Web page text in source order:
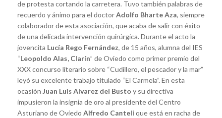
de protesta cortando la carretera. Tuvo también palabras de
recuerdo y ánimo para el doctorAdolfo Bharte Aza, siempre
colaborador de esta asociación, que acaba de salir con éxito
de una delicada intervención quirúrgica. Durante el acto la
jovencita Lucía Rego Fernández, de 15 años, alumna del IES
“Leopoldo Alas, Clarín” de Oviedo como primer premio del
XXX concurso literario sobre “Cudillero, el pescador y la mar”
leyó su excelente trabajo titulado “El Carmela”. En esta
ocasión Juan Luis Alvarez del Busto y su directiva
impusieron la insignia de oro al presidente del Centro
Asturiano de Oviedo Alfredo Canteli que está en racha de